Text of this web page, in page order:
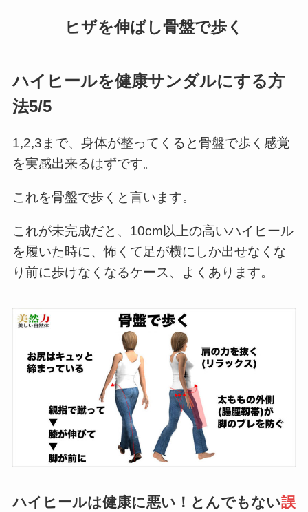
ヒザを伸ばし骨盤で歩く
ハイヒールを健康サンダルにする方
法5/5
1,2,3まで、身体が整ってくると骨盤で歩く感覚
を実感出来るはずです。
これを骨盤で歩くと言います。
これが未完成だと、10cm以上の高いハイヒール
を履いた時に、怖くて足が横にしか出せなくな
り前に歩けなくなるケース、よくあります。
ハイヒールは健康に悪い ！とんでもない誤